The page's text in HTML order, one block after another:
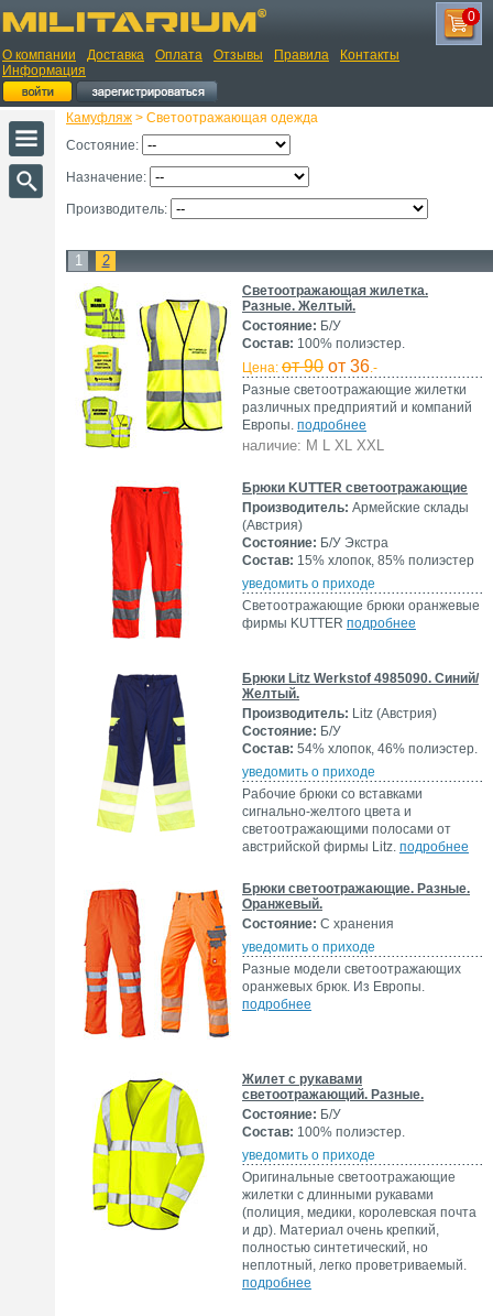
О компании Доставка Оплата Отзывы Правила
Контакты
Информация
0
Камуфляж > Светоотражающая одежда
Состояние:
Назначение:
Производитель:
1 2
Светоотражающая жилетка.
Разные. Желтый.
Состояние: Б/У
Состав: 100% полиэстер.
Цена: от 90 от 36.-
Разные светоотражающие жилетки
различных предприятий и компаний
Европы. подробнее
наличие: M L XL XXL
Брюки KUTTER светоотражающие
Производитель: Армейские склады
(Австрия)
Состояние: Б/У Экстра
Состав: 15% хлопок, 85% полиэстер
уведомить о приходе
Светоотражающие брюки оранжевые
фирмы KUTTER подробнее
Брюки Litz Werkstof 4985090. Синий/
Желтый.
Производитель: Litz (Австрия)
Состояние: Б/У
Состав: 54% хлопок, 46% полиэстер.
уведомить о приходе
Рабочие брюки со вставками
сигнально-желтого цвета и
светоотражающими полосами от
австрийской фирмы Litz. подробнее
Брюки светоотражающие. Разные.
Оранжевый.
Состояние: С хранения
уведомить о приходе
Разные модели светоотражающих
оранжевых брюк. Из Европы.
подробнее
Жилет с рукавами
светоотражающий. Разные.
Состояние: Б/У
Состав: 100% полиэстер.
уведомить о приходе
Оригинальные светоотражающие
жилетки с длинными рукавами
(полиция, медики, королевская почта
и др). Материал очень крепкий,
полностью синтетический, но
неплотный, легко проветриваемый.
подробнее